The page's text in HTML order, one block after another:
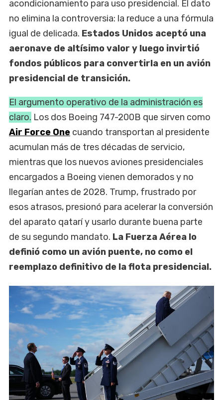
acondicionamiento para uso presidencial. El dato
no elimina la controversia: la reduce a una fórmula
igual de delicada. Estados Unidos aceptó una
aeronave de altísimo valor y luego invirtió
fondos públicos para convertirla en un avión
presidencial de transición.
El argumento operativo de la administración es
claro. Los dos Boeing 747-200B que sirven como
Air Force One cuando transportan al presidente
acumulan más de tres décadas de servicio,
mientras que los nuevos aviones presidenciales
encargados a Boeing vienen demorados y no
llegarían antes de 2028. Trump, frustrado por
esos atrasos, presionó para acelerar la conversión
del aparato qatarí y usarlo durante buena parte
de su segundo mandato. La Fuerza Aérea lo
definió como un avión puente, no como el
reemplazo definitivo de la flota presidencial.